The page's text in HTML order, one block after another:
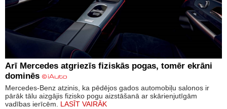
Arī Mercedes atgriezīs fiziskās pogas, tomēr ekrāni
dominēs
Mercedes-Benz atzinis, ka pēdējos gados automobiļu salonos ir
pārāk tālu aizgājis fizisko pogu aizstāšanā ar skārienjutīgām
vadības ierīcēm. LASĪT VAIRĀK